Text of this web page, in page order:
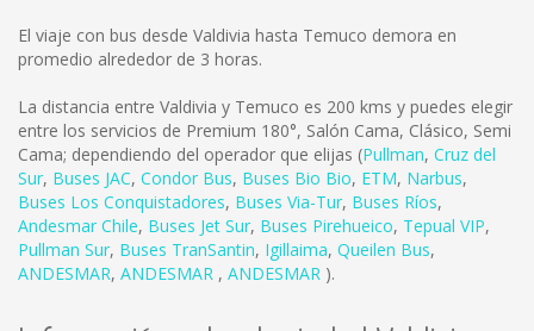
El viaje con bus desde Valdivia hasta Temuco demora en
promedio alrededor de 3 horas.
La distancia entre Valdivia y Temuco es 200 kms y puedes elegir
entre los servicios de Premium 180°, Salón Cama, Clásico, Semi
Cama; dependiendo del operador que elijas (Pullman, Cruz del
Sur, Buses JAC, Condor Bus, Buses Bio Bio, ETM, Narbus,
Buses Los Conquistadores, Buses Via-Tur, Buses Ríos,
Andesmar Chile, Buses Jet Sur, Buses Pirehueico, Tepual VIP,
Pullman Sur, Buses TranSantin, Igillaima, Queilen Bus,
ANDESMAR, ANDESMAR , ANDESMAR ).